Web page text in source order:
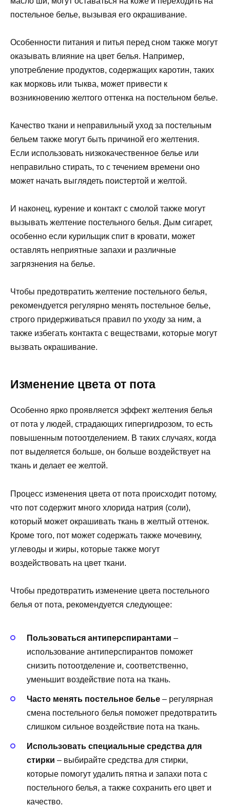
постельное белье, вызывая его окрашивание.
Особенности питания и питья перед сном также могут
оказывать влияние на цвет белья. Например,
употребление продуктов, содержащих каротин, таких
как морковь или тыква, может привести к
возникновению желтого оттенка на постельном белье.
Качество ткани и неправильный уход за постельным
бельем также могут быть причиной его желтения.
Если использовать низкокачественное белье или
неправильно стирать, то с течением времени оно
может начать выглядеть поистертой и желтой.
И наконец, курение и контакт с смолой также могут
вызывать желтение постельного белья. Дым сигарет,
особенно если курильщик спит в кровати, может
оставлять неприятные запахи и различные
загрязнения на белье.
Чтобы предотвратить желтение постельного белья,
рекомендуется регулярно менять постельное белье,
строго придерживаться правил по уходу за ним, а
также избегать контакта с веществами, которые могут
вызвать окрашивание.
Изменение цвета от пота
Особенно ярко проявляется эффект желтения белья
от пота у людей, страдающих гипергидрозом, то есть
повышенным потоотделением. В таких случаях, когда
пот выделяется больше, он больше воздействует на
ткань и делает ее желтой.
Процесс изменения цвета от пота происходит потому,
что пот содержит много хлорида натрия (соли),
который может окрашивать ткань в желтый оттенок.
Кроме того, пот может содержать также мочевину,
углеводы и жиры, которые также могут
воздействовать на цвет ткани.
Чтобы предотвратить изменение цвета постельного
белья от пота, рекомендуется следующее:
Пользоваться антиперспирантами –
использование антиперспирантов поможет
снизить потоотделение и, соответственно,
уменьшит воздействие пота на ткань.
Часто менять постельное белье – регулярная
смена постельного белья поможет предотвратить
слишком сильное воздействие пота на ткань.
Использовать специальные средства для
стирки – выбирайте средства для стирки,
которые помогут удалить пятна и запахи пота с
постельного белья, а также сохранить его цвет и
качество.